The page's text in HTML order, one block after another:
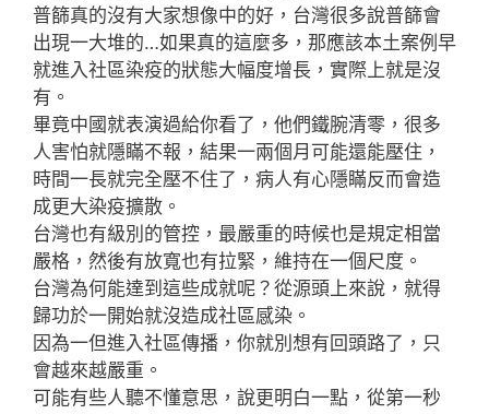
普篩真的沒有大家想像中的好，台灣很多說普篩會
出現一大堆的…如果真的這麼多，那應該本土案例早
就進入社區染疫的狀態大幅度增長，實際上就是沒
有。
畢竟中國就表演過給你看了，他們鐵腕清零，很多
人害怕就隱瞞不報，結果一兩個月可能還能壓住，
時間一長就完全壓不住了，病人有心隱瞞反而會造
成更大染疫擴散。
台灣也有級別的管控，最嚴重的時候也是規定相當
嚴格，然後有放寬也有拉緊，維持在一個尺度。
台灣為何能達到這些成就呢？從源頭上來說，就得
歸功於一開始就沒造成社區感染。
因為一但進入社區傳播，你就別想有回頭路了，只
會越來越嚴重。
可能有些人聽不懂意思，說更明白一點，從第一秒